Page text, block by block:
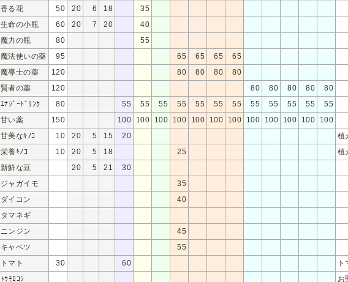
香る花
50 20 6 18
35
生命の小瓶
60 20 7 20
40
魔力の瓶
80
55
魔法使いの薬
95 65 65 65
65
魔導士の薬
120 80 80 80
80
賢者の薬
120 80 80 80 80
80
ｴﾅｼﾞｰﾄﾞﾘﾝｸ
80 55 55 55 55 55 55 55 55 55 55 55
55
甘い薬
150 100 100 100 100 100 100 100 100 100 100 100
100
甘美なｷﾉｺ
10 20 5 15 20
植
栄養ｷﾉｺ
10 20 5 18 25
植
新鮮な豆
20 5 21
30
ジャガイモ
35
ダイコン
40
タマネギ
ニンジン
45
キャベツ
55
トマト
30 60
ﾄｳﾓﾛｺｼ
お